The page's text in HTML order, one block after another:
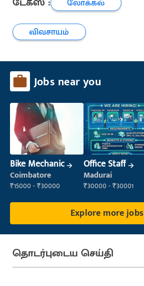
விவசாயம்
Jobs near you
Bike Mechanic
Coimbatore
₹15000 - ₹30000
Office Staff
Madurai
₹30000 - ₹30001
Explore more jobs
தொடர்புடைய செய்தி